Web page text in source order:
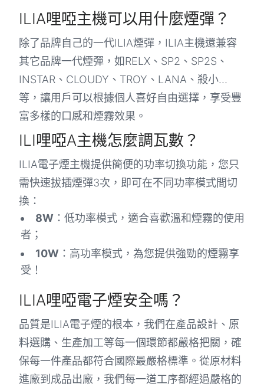
ILIA哩啞主機可以用什麼煙彈？
除了品牌自己的一代ILIA煙彈，ILIA主機還兼容
其它品牌一代煙彈，如RELX、SP2、SP2S、
INSTAR、CLOUDY、TROY、LANA、殺小…
等，讓用戶可以根據個人喜好自由選擇，享受豐
富多樣的口感和煙霧效果。
ILI哩啞A主機怎麼調瓦數？
ILIA電子煙主機提供簡便的功率切換功能，您只
需快速拔插煙彈3次，即可在不同功率模式間切
換：
8W ：低功率模式，適合喜歡溫和煙霧的使用
者；
10W ：高功率模式，為您提供強勁的煙霧享
受！
ILIA哩啞電子煙安全嗎？
品質是ILIA電子煙的根本，我們在產品設計、原
料選購、生產加工等每一個環節都嚴格把關，確
保每一件產品都符合國際最嚴格標準。從原材料
進廠到成品出廠，我們每一道工序都經過嚴格的